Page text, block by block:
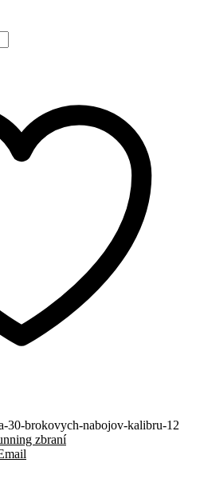
30-brokovych-nabojov-kalibru-12
zbraní